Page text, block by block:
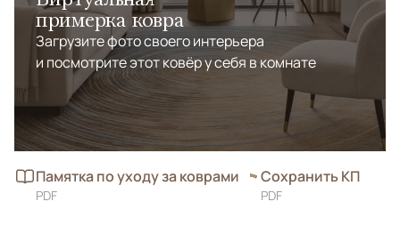
примерка ковра
Загрузите фото своего интерьера
и посмотрите этот ковёр у себя в комнате
Памятка по уходу за коврами
PDF
Сохранить КП
PDF